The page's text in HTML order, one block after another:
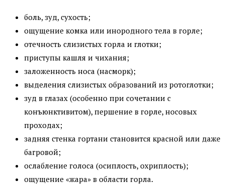
боль, зуд, сухость;
ощущение комка или инородного тела в горле;
отечность слизистых горла и глотки;
приступы кашля и чихания;
заложенность носа (насморк);
выделения слизистых образований из ротоглотки;
зуд в глазах (особенно при сочетании с
конъюнктивитом), першение в горле, носовых
проходах;
задняя стенка гортани становится красной или даже
багровой;
ослабление голоса (осиплость, охриплость);
ощущение «жара» в области горла.